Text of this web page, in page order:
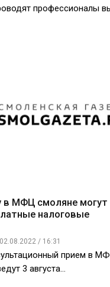
профессионалы
в МФЦ смоляне могут
налоговые
02.08.2022 / 16:31
прием в
3 августа…